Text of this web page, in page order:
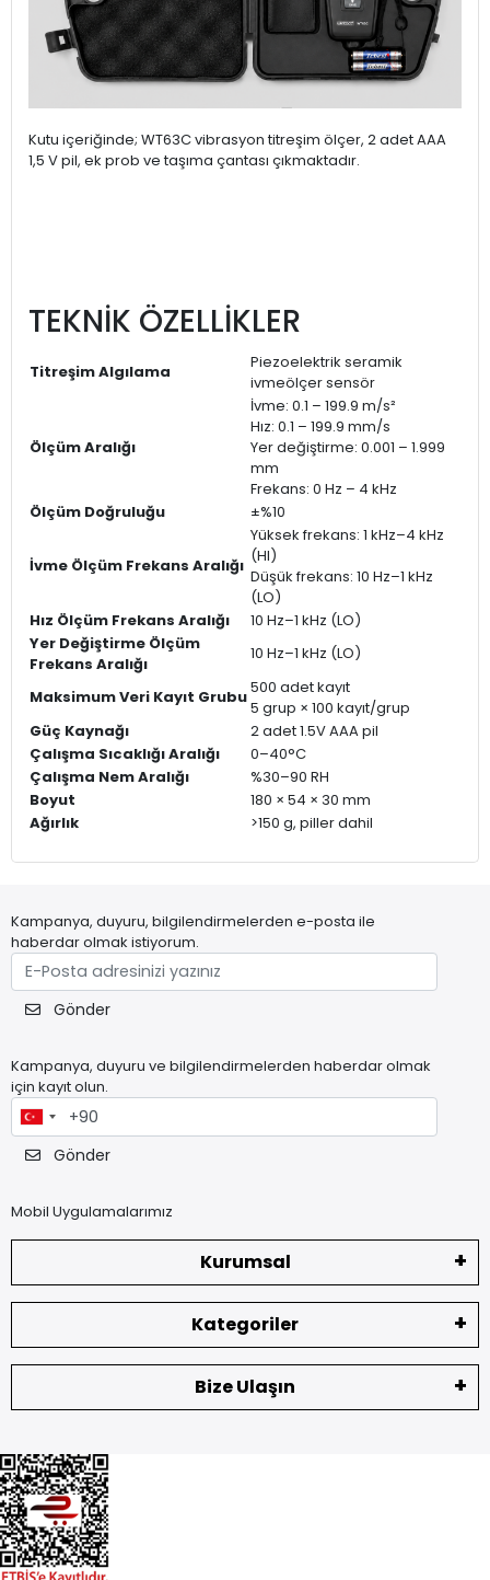
Kutu içeriğinde; WT63C vibrasyon titreşim ölçer, 2 adet AAA
1,5 V pil, ek prob ve taşıma çantası çıkmaktadır.
TEKNİK ÖZELLİKLER
Titreşim Algılama
Piezoelektrik seramik
ivmeölçer sensör
Ölçüm Aralığı
İvme: 0.1 – 199.9 m/s²
Hız: 0.1 – 199.9 mm/s
Yer değiştirme: 0.001 – 1.999
mm
Frekans: 0 Hz – 4 kHz
Ölçüm Doğruluğu
±%10
İvme Ölçüm Frekans Aralığı
Yüksek frekans: 1 kHz–4 kHz
(HI)
Düşük frekans: 10 Hz–1 kHz
(LO)
Hız Ölçüm Frekans Aralığı
10 Hz–1 kHz (LO)
Yer Değiştirme Ölçüm
Frekans Aralığı
10 Hz–1 kHz (LO)
Maksimum Veri Kayıt Grubu500 adet kayıt
5 grup × 100 kayıt/grup
Güç Kaynağı
2 adet 1.5V AAA pil
Çalışma Sıcaklığı Aralığı
0–40°C
Çalışma Nem Aralığı
%30–90 RH
Boyut
180 × 54 × 30 mm
Ağırlık
>150 g, piller dahil
Kampanya, duyuru, bilgilendirmelerden e-posta ile
haberdar olmak istiyorum.
Gönder
Kampanya, duyuru ve bilgilendirmelerden haberdar olmak
için kayıt olun.
Gönder
Mobil Uygulamalarımız
Kurumsal
Kategoriler
Bize Ulaşın